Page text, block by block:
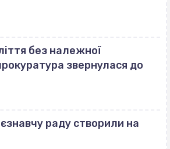
без належної
звернулася до
раду створили на